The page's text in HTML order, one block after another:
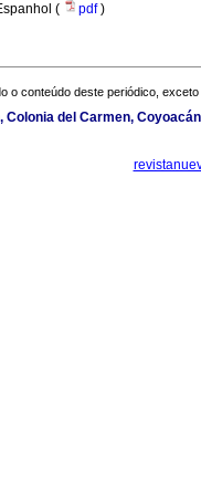
( pdf)
o conteúdo deste periódico,
del Carmen,